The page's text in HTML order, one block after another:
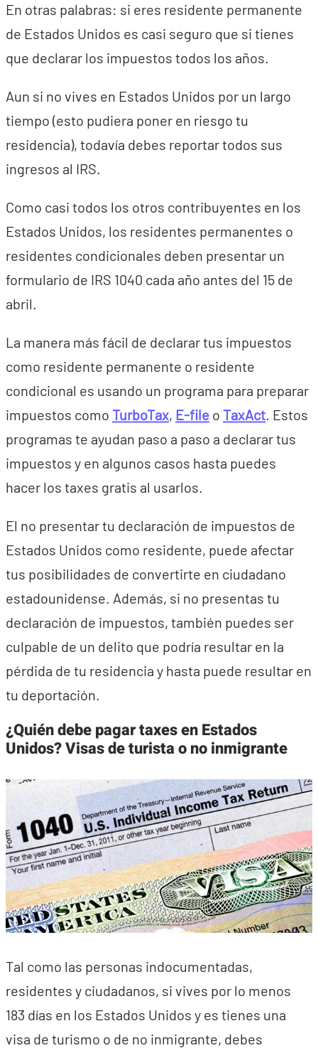
En otras palabras: si eres residente permanente
de Estados Unidos es casi seguro que si tienes
que declarar los impuestos todos los años.
Aun si no vives en Estados Unidos por un largo
tiempo (esto pudiera poner en riesgo tu
residencia), todavía debes reportar todos sus
ingresos al IRS.
Como casi todos los otros contribuyentes en los
Estados Unidos, los residentes permanentes o
residentes condicionales deben presentar un
formulario de IRS 1040 cada año antes del 15 de
abril.
La manera más fácil de declarar tus impuestos
como residente permanente o residente
condicional es usando un programa para preparar
impuestos como TurboTax, E-file o TaxAct. Estos
programas te ayudan paso a paso a declarar tus
impuestos y en algunos casos hasta puedes
hacer los taxes gratis al usarlos.
El no presentar tu declaración de impuestos de
Estados Unidos como residente, puede afectar
tus posibilidades de convertirte en ciudadano
estadounidense. Además, si no presentas tu
declaración de impuestos, también puedes ser
culpable de un delito que podría resultar en la
pérdida de tu residencia y hasta puede resultar en
tu deportación.
¿Quién debe pagar taxes en Estados
Unidos? Visas de turista o no inmigrante
Tal como las personas indocumentadas,
residentes y ciudadanos, si vives por lo menos
183 días en los Estados Unidos y es tienes una
visa de turismo o de no inmigrante, debes